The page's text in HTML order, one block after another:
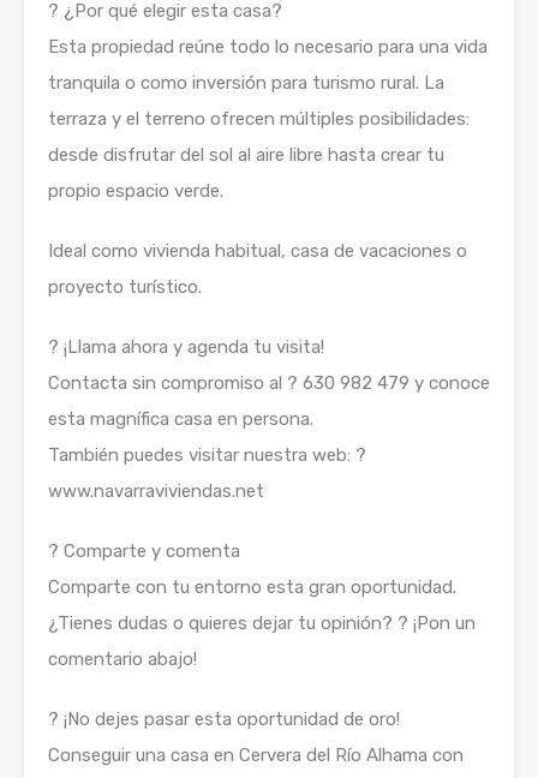
? ¿Por qué elegir esta casa?
Esta propiedad reúne todo lo necesario para una vida
tranquila o como inversión para turismo rural. La
terraza y el terreno ofrecen múltiples posibilidades:
desde disfrutar del sol al aire libre hasta crear tu
propio espacio verde.
Ideal como vivienda habitual, casa de vacaciones o
proyecto turístico.
? ¡Llama ahora y agenda tu visita!
Contacta sin compromiso al ? 630 982 479 y conoce
esta magnífica casa en persona.
También puedes visitar nuestra web: ?
www.navarraviviendas.net
? Comparte y comenta
Comparte con tu entorno esta gran oportunidad.
¿Tienes dudas o quieres dejar tu opinión? ? ¡Pon un
comentario abajo!
? ¡No dejes pasar esta oportunidad de oro!
Conseguir una casa en Cervera del Río Alhama con